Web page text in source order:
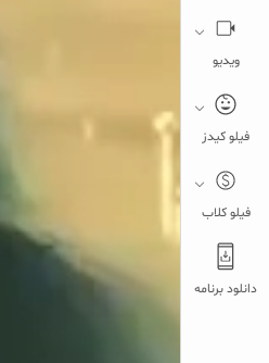
ویدیو
فیلو کیدز
فیلو کلاب
دانلود برنامه